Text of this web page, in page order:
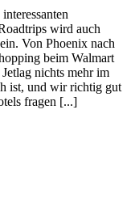
wird auch
Von Phoenix nach
beim Walmart
nichts mehr im
ist, und wir richtig gut
fragen [...]